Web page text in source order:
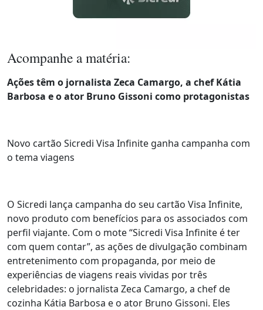
Acompanhe a matéria:
Ações têm o jornalista Zeca Camargo, a chef Kátia
Barbosa e o ator Bruno Gissoni como protagonistas
Novo cartão Sicredi Visa Infinite ganha campanha com
o tema viagens
O Sicredi lança campanha do seu cartão Visa Infinite,
novo produto com benefícios para os associados com
perfil viajante. Com o mote “Sicredi Visa Infinite é ter
com quem contar”, as ações de divulgação combinam
entretenimento com propaganda, por meio de
experiências de viagens reais vividas por três
celebridades: o jornalista Zeca Camargo, a chef de
cozinha Kátia Barbosa e o ator Bruno Gissoni. Eles